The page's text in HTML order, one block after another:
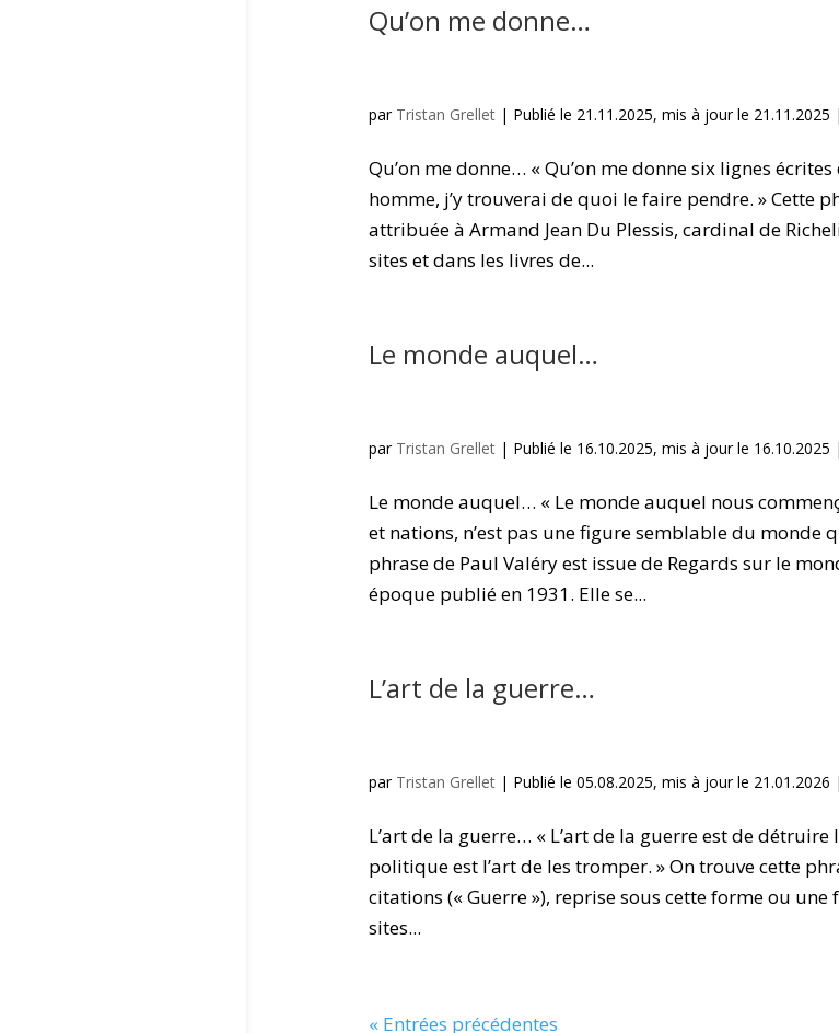
Qu’on me donne…
par Tristan Grellet| Publié le 21.11.2025, mis à jour le 21.11.2025 |
Qu’on me donne… « Qu’on me donne six lignes
homme, j’y trouverai de quoi le faire pendre. » Cette
attribuée à Armand Jean Du Plessis, cardinal de
sites et dans les livres de...
Le monde auquel…
par Tristan Grellet| Publié le 16.10.2025, mis à jour le 16.10.2025 |
Le monde auquel… « Le monde auquel nous
et nations, n’est pas une figure semblable du monde
phrase de Paul Valéry est issue de Regards sur le
époque publié en 1931. Elle se...
L’art de la guerre…
par Tristan Grellet| Publié le 05.08.2025, mis à jour le 21.01.2026 |
L’art de la guerre… « L’art de la guerre est de détruire
politique est l’art de les tromper. » On trouve cette
citations (« Guerre »), reprise sous cette forme ou
sites...
« Entrées précédentes